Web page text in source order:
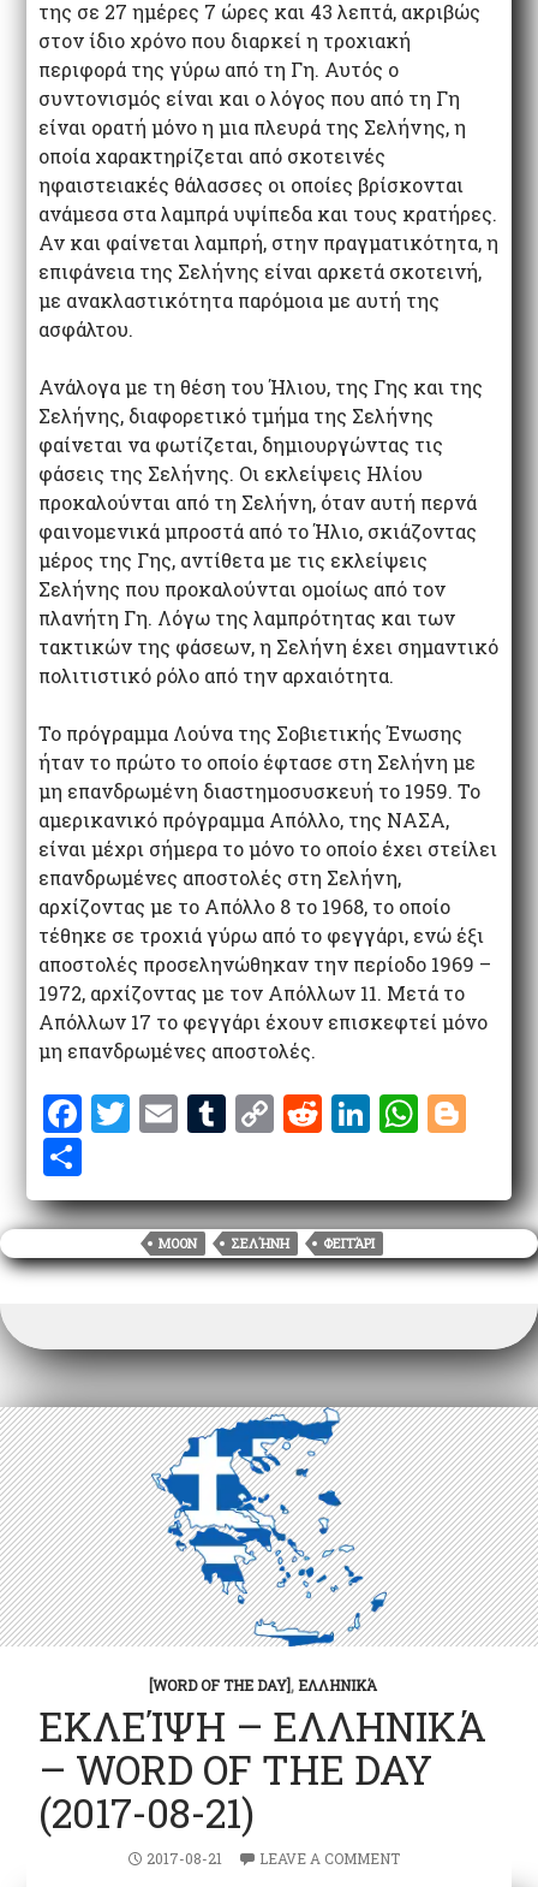
της σε 27 ημέρες 7 ώρες και 43 λεπτά, ακριβώς
στον ίδιο χρόνο που διαρκεί η τροχιακή
περιφορά της γύρω από τη Γη. Αυτός ο
συντονισμός είναι και ο λόγος που από τη Γη
είναι ορατή μόνο η μια πλευρά της Σελήνης, η
οποία χαρακτηρίζεται από σκοτεινές
ηφαιστειακές θάλασσες οι οποίες βρίσκονται
ανάμεσα στα λαμπρά υψίπεδα και τους κρατήρες.
Αν και φαίνεται λαμπρή, στην πραγματικότητα, η
επιφάνεια της Σελήνης είναι αρκετά σκοτεινή,
με ανακλαστικότητα παρόμοια με αυτή της
ασφάλτου.
Ανάλογα με τη θέση του Ήλιου, της Γης και της
Σελήνης, διαφορετικό τμήμα της Σελήνης
φαίνεται να φωτίζεται, δημιουργώντας τις
φάσεις της Σελήνης. Οι εκλείψεις Ηλίου
προκαλούνται από τη Σελήνη, όταν αυτή περνά
φαινομενικά μπροστά από το Ήλιο, σκιάζοντας
μέρος της Γης, αντίθετα με τις εκλείψεις
Σελήνης που προκαλούνται ομοίως από τον
πλανήτη Γη. Λόγω της λαμπρότητας και των
τακτικών της φάσεων, η Σελήνη έχει σημαντικό
πολιτιστικό ρόλο από την αρχαιότητα.
Το πρόγραμμα Λούνα της Σοβιετικής Ένωσης
ήταν το πρώτο το οποίο έφτασε στη Σελήνη με
μη επανδρωμένη διαστημοσυσκευή το 1959. Το
αμερικανικό πρόγραμμα Απόλλο, της ΝΑΣΑ,
είναι μέχρι σήμερα το μόνο το οποίο έχει στείλει
επανδρωμένες αποστολές στη Σελήνη,
αρχίζοντας με το Απόλλο 8 το 1968, το οποίο
τέθηκε σε τροχιά γύρω από το φεγγάρι, ενώ έξι
αποστολές προσεληνώθηκαν την περίοδο 1969 –
1972, αρχίζοντας με τον Απόλλων 11. Μετά το
Απόλλων 17 το φεγγάρι έχουν επισκεφτεί μόνο
μη επανδρωμένες αποστολές.
F
ce
b
o
k
T
it
te
r
E
ai
l
T
m
bl
r
C
p
y
Li
k
R
d
di
t
Li
k
e
dI
W
at
s
A
p
g
g
er
h
ar
e
MOON ΣΕΛΉΝΗ ΦΕΓΓΆΡΙ
[WORD OF THE DAY],ΕΛΛΗΝΙΚΆ
ΕΚΛΕΊΨΗ – ΕΛΛΗΝΙΚΆ
– WORD OF THE DAY
(2017-08-21)
2017-08-21 LEAVE A COMMENT